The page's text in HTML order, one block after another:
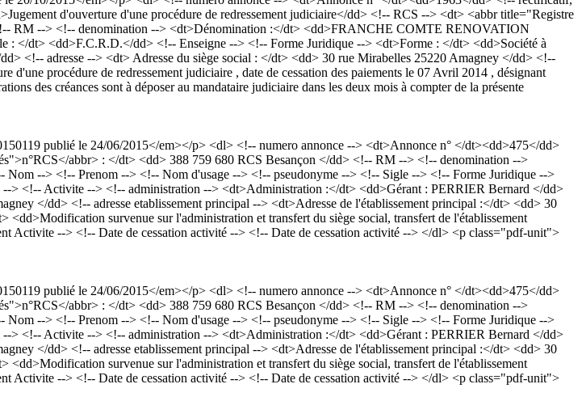
d'ouverture d'une procédure de redressement judiciaire</dd> <!-- RCS --> <dt> <abbr title="Registre
RM --> <!-- denomination --> <dt>Dénomination :</dt> <dd>FRANCHE COMTE RENOVATION
dt> <dd>F.C.R.D.</dd> <!-- Enseigne --> <!-- Forme Juridique --> <dt>Forme : </dt> <dd>Société à
<!-- adresse --> <dt> Adresse du siège social : </dt> <dd> 30 rue Mirabelles 25220 Amagney </dd> <!--
procédure de redressement judiciaire , date de cessation des paiements le 07 Avril 2014 , désignant
des créances sont à déposer au mandataire judiciaire dans les deux mois à compter de la présente
publié le 24/06/2015</em></p> <dl> <!-- numero annonce --> <dt>Annonce n° </dt><dd>475</dd>
abbr> : </dt> <dd> 388 759 680 RCS Besançon </dd> <!-- RM --> <!-- denomination -->
--> <!-- Prenom --> <!-- Nom d'usage --> <!-- pseudonyme --> <!-- Sigle --> <!-- Forme Juridique -->
> <!-- Activite --> <!-- administration --> <dt>Administration :</dt> <dd>Gérant : PERRIER Bernard </dd>
</dd> <!-- adresse etablissement principal --> <dt>Adresse de l'établissement principal :</dt> <dd> 30
survenue sur l'administration et transfert du siège social, transfert de l'établissement
--> <!-- Date de cessation activité --> <!-- Date de cessation activité --> </dl> <p class="pdf-unit">
publié le 24/06/2015</em></p> <dl> <!-- numero annonce --> <dt>Annonce n° </dt><dd>475</dd>
abbr> : </dt> <dd> 388 759 680 RCS Besançon </dd> <!-- RM --> <!-- denomination -->
--> <!-- Prenom --> <!-- Nom d'usage --> <!-- pseudonyme --> <!-- Sigle --> <!-- Forme Juridique -->
> <!-- Activite --> <!-- administration --> <dt>Administration :</dt> <dd>Gérant : PERRIER Bernard </dd>
</dd> <!-- adresse etablissement principal --> <dt>Adresse de l'établissement principal :</dt> <dd> 30
survenue sur l'administration et transfert du siège social, transfert de l'établissement
--> <!-- Date de cessation activité --> <!-- Date de cessation activité --> </dl> <p class="pdf-unit">